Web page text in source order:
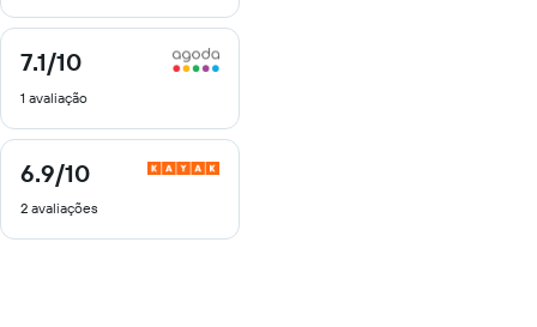
7.1/10
7.1
10
1 avaliação
6.9/10
6.9
10
2 avaliações